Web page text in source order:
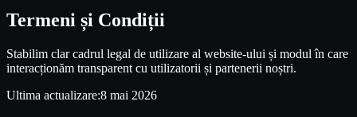
Termeni și Condiții
Stabilim clar cadrul legal de utilizare al website-ului și modul în care
interacționăm transparent cu utilizatorii și partenerii noștri.
Ultima actualizare:8 mai 2026